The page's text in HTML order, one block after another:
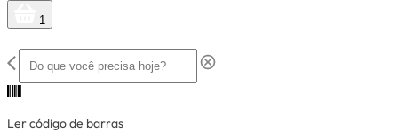
1
Ler código de barras